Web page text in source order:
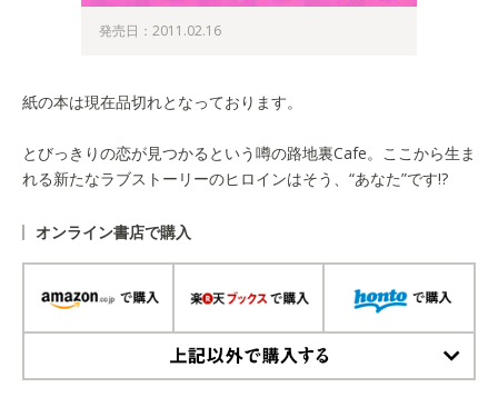
発売日：2011.02.16
紙の本は現在品切れとなっております。
とびっきりの恋が見つかるという噂の路地裏Cafe。ここから生ま
れる新たなラブストーリーのヒロインはそう、“あなた”です!?
オンライン書店で購入